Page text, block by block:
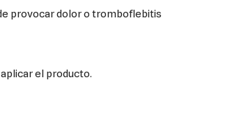
provocar dolor o tromboflebitis
el producto.